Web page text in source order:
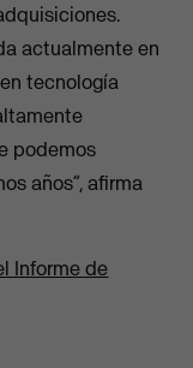
actualmente en
tecnología
podemos
años”, afirma
Informe de